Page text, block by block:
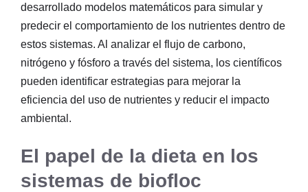
desarrollado modelos matemáticos para simular y
predecir el comportamiento de los nutrientes dentro de
estos sistemas. Al analizar el flujo de carbono,
nitrógeno y fósforo a través del sistema, los científicos
pueden identificar estrategias para mejorar la
eficiencia del uso de nutrientes y reducir el impacto
ambiental.
El papel de la dieta en los
sistemas de biofloc